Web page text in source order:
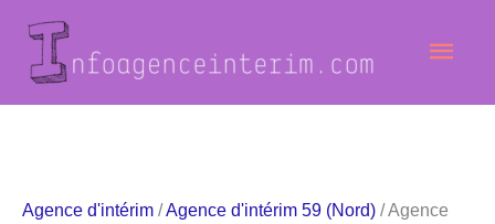
contenu
Agence d'intérim /Agence d'intérim 59 (Nord) / Agence